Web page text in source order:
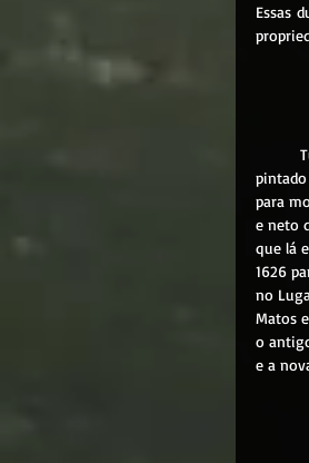
Essas
pintado
para
e neto
que lá
1626
no
Matos
o
e a